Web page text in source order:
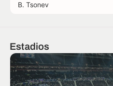
B. Tsonev
Estadios